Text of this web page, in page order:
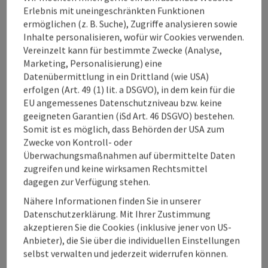
Mehrere oberösterreichische Tourismusregionen setzen sich
mit dem Thema Besucher:innenlenkung bereits auseinander
und haben Besucherströme analysiert und bereits Lösungen
entwickelt bzw. entsprechende Lenkungs-Projekte
umgesetzt. Die Pilotregion Pyhrn-Priel ist bereits mit dem
ersten Projekt "Bike & Hike" (Wechselstation am
Gleinkersee, Routenstartpunkte mit Ladestationen)
präsent. Skitouren-Lenkung wurde in Dachstein
Salzkammergut bereits erfolgreich umgesetzt und in Pyhrn
Priel gestartet. Bei Letzteren wird auch an Lösungen zur
Parkraum-Bewirtschaftung gearbeitet.
Kommunikation und Bewusstseinsbildung
Urbanisierung, die Beschleunigung des Alltags durch den
digitalen Wandel verstärken das Bedürfnis nach Ausgleich.
Dafür ist die Natur das ideale Umfeld. Sie inspiriert, sie ist
Sportplatz, Fitnesscenter, Abenteuerspielplatz, Raum für
wunderbare Entdeckungen und Quelle gesunder Energie. Für
Erlebnis mit uneingeschränkten Funktionen
ermöglichen (z. B. Suche), Zugriffe analysieren sowie
Inhalte personalisieren, wofür wir Cookies verwenden.
Vereinzelt kann für bestimmte Zwecke (Analyse,
Marketing, Personalisierung) eine
Datenübermittlung in ein Drittland (wie USA)
erfolgen (Art. 49 (1) lit. a DSGVO), in dem kein für die
EU angemessenes Datenschutzniveau bzw. keine
geeigneten Garantien (iSd Art. 46 DSGVO) bestehen.
Somit ist es möglich, dass Behörden der USA zum
Zwecke von Kontroll- oder
Überwachungsmaßnahmen auf übermittelte Daten
zugreifen und keine wirksamen Rechtsmittel
dagegen zur Verfügung stehen.
Nähere Informationen finden Sie in unserer
Datenschutzerklärung. Mit Ihrer Zustimmung
akzeptieren Sie die Cookies (inklusive jener von US-
Anbieter), die Sie über die individuellen Einstellungen
selbst verwalten und jederzeit widerrufen können.